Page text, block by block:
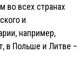
во всех странах
и
например,
в Польше и Литве –